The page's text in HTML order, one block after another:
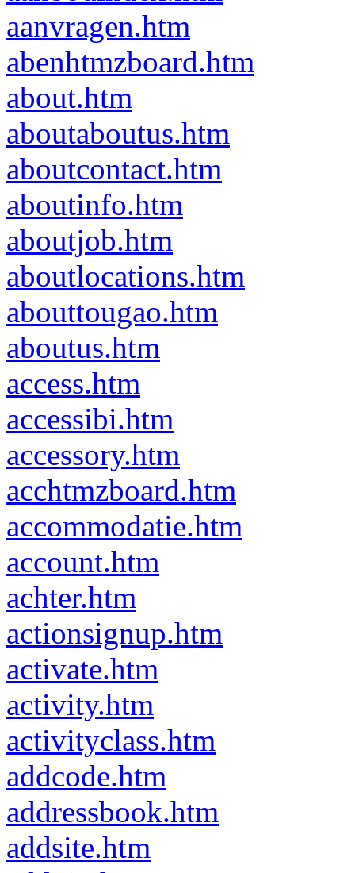
aanvragen.htm
abenhtmzboard.htm
about.htm
aboutaboutus.htm
aboutcontact.htm
aboutinfo.htm
aboutjob.htm
aboutlocations.htm
abouttougao.htm
aboutus.htm
access.htm
accessibi.htm
accessory.htm
acchtmzboard.htm
accommodatie.htm
account.htm
achter.htm
actionsignup.htm
activate.htm
activity.htm
activityclass.htm
addcode.htm
addressbook.htm
addsite.htm